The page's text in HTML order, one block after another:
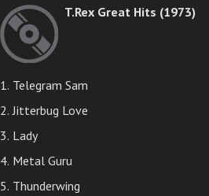
T.Rex Great Hits (1973)
1. Telegram Sam
2. Jitterbug Love
3. Lady
4. Metal Guru
5. Thunderwing